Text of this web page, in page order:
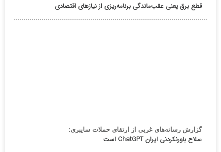
قطع برق یعنی عقب‌ماندگی برنامه‌ریزی از نیازهای اقتصادی
گزارش رسانه‌های غربی از ارتقای حملات سایبری:
سلاح باورنکردنی ایران ChatGPT است